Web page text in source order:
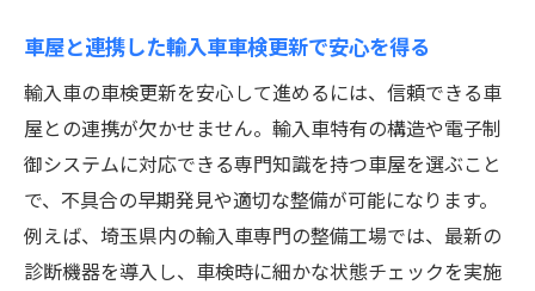
車屋と連携した輸入車車検更新で安心を得る
輸入車の車検更新を安心して進めるには、信頼できる車
屋との連携が欠かせません。輸入車特有の構造や電子制
御システムに対応できる専門知識を持つ車屋を選ぶこと
で、不具合の早期発見や適切な整備が可能になります。
例えば、埼玉県内の輸入車専門の整備工場では、最新の
診断機器を導入し、車検時に細かな状態チェックを実施